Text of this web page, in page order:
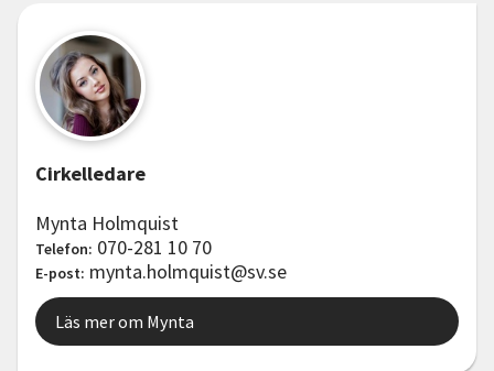
Cirkelledare
Mynta Holmquist
Telefon: 070-281 10 70
E-post: mynta.holmquist@sv.se
Läs mer om Mynta